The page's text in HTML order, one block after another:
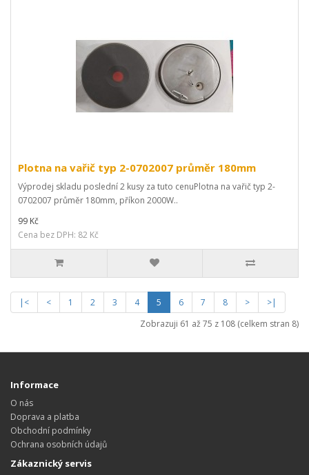
Plotna na vařič typ 2-0702007 průměr 180mm
Výprodej skladu poslední 2 kusy za tuto cenuPlotna na vařič typ 2-
0702007 průměr 180mm, příkon 2000W..
99 Kč
Cena bez DPH: 82 Kč
|< < 1 2 3 4 5 6 7 8 >
>|
Zobrazuji 61 až 75 z 108 (celkem stran 8)
Informace
O nás
Doprava a platba
Obchodní podmínky
Ochrana osobních údajů
Zákaznický servis